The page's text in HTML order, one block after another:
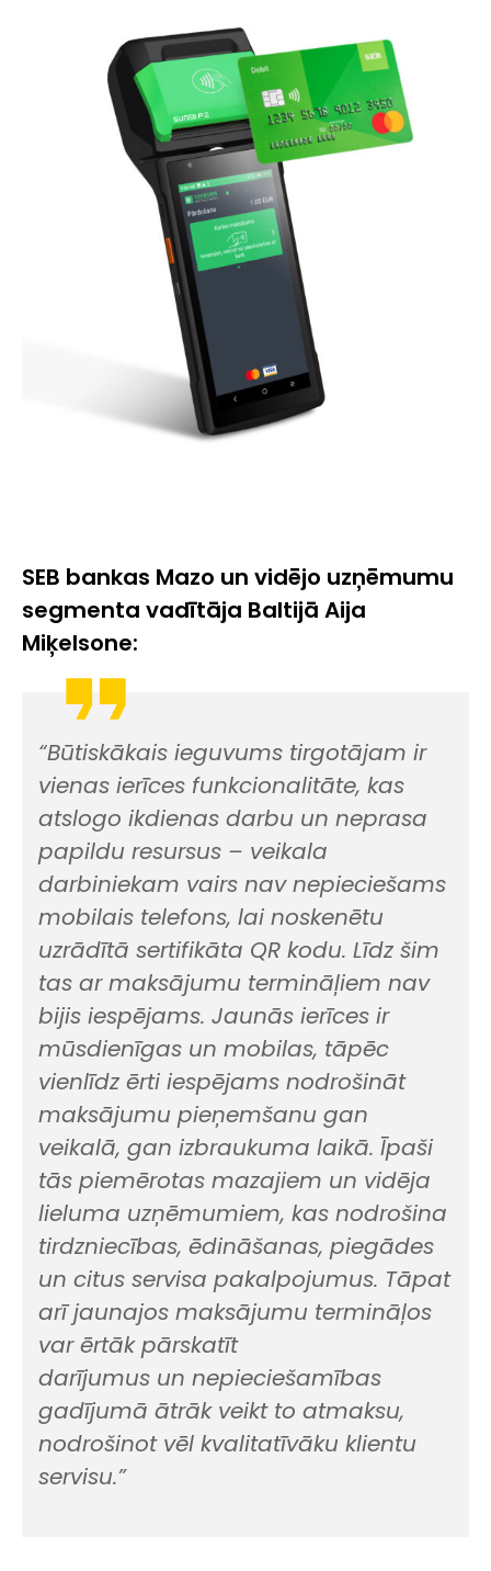
SEB bankas Mazo un vidējo uzņēmumu
segmenta vadītāja Baltijā Aija
Miķelsone:
“Būtiskākais ieguvums tirgotājam ir
vienas ierīces funkcionalitāte, kas
atslogo ikdienas darbu un neprasa
papildu resursus – veikala
darbiniekam vairs nav nepieciešams
mobilais telefons, lai noskenētu
uzrādītā sertifikāta QR kodu. Līdz šim
tas ar maksājumu termināļiem nav
bijis iespējams. Jaunās ierīces ir
mūsdienīgas un mobilas, tāpēc
vienlīdz ērti iespējams nodrošināt
maksājumu pieņemšanu gan
veikalā, gan izbraukuma laikā. Īpaši
tās piemērotas mazajiem un vidēja
lieluma uzņēmumiem, kas nodrošina
tirdzniecības, ēdināšanas, piegādes
un citus servisa pakalpojumus. Tāpat
arī jaunajos maksājumu termināļos
var ērtāk pārskatīt
darījumus un nepieciešamības
gadījumā ātrāk veikt to atmaksu,
nodrošinot vēl kvalitatīvāku klientu
servisu.”